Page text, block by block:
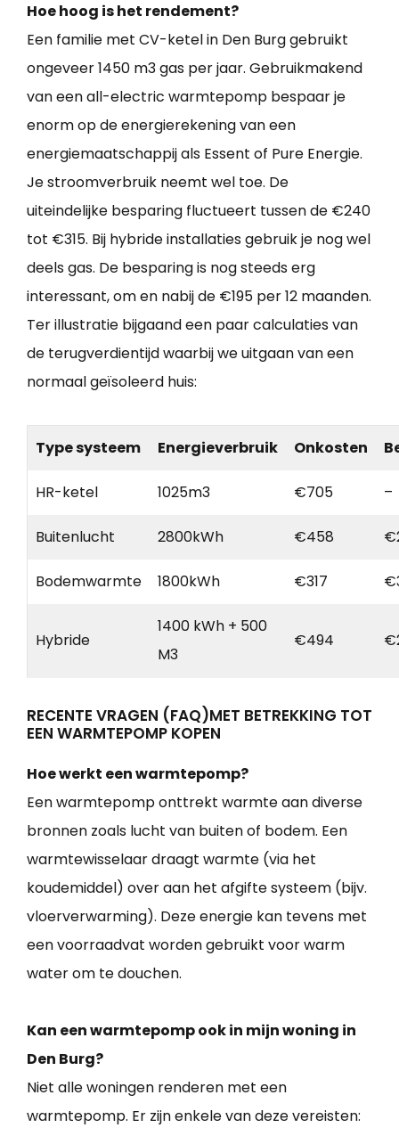
Hoe hoog is het rendement?
Een familie met CV-ketel in Den Burg gebruikt
ongeveer 1450 m3 gas per jaar. Gebruikmakend
van een all-electric warmtepomp bespaar je
enorm op de energierekening van een
energiemaatschappij als Essent of Pure Energie.
Je stroomverbruik neemt wel toe. De
uiteindelijke besparing fluctueert tussen de €240
tot €315. Bij hybride installaties gebruik je nog wel
deels gas. De besparing is nog steeds erg
interessant, om en nabij de €195 per 12 maanden.
Ter illustratie bijgaand een paar calculaties van
de terugverdientijd waarbij we uitgaan van een
normaal geïsoleerd huis:
Type systeem Energieverbruik Onkosten
HR-ketel 1025m3 €705 –
Buitenlucht 2800kWh €458
Bodemwarmte 1800kWh €317
Hybride
1400 kWh + 500
M3
€494
RECENTE VRAGEN (FAQ)MET BETREKKING TOT
EEN WARMTEPOMP KOPEN
Hoe werkt een warmtepomp?
Een warmtepomp onttrekt warmte aan diverse
bronnen zoals lucht van buiten of bodem. Een
warmtewisselaar draagt warmte (via het
koudemiddel) over aan het afgifte systeem (bijv.
vloerverwarming). Deze energie kan tevens met
een voorraadvat worden gebruikt voor warm
water om te douchen.
Kan een warmtepomp ook in mijn woning in
Den Burg?
Niet alle woningen renderen met een
warmtepomp. Er zijn enkele van deze vereisten: